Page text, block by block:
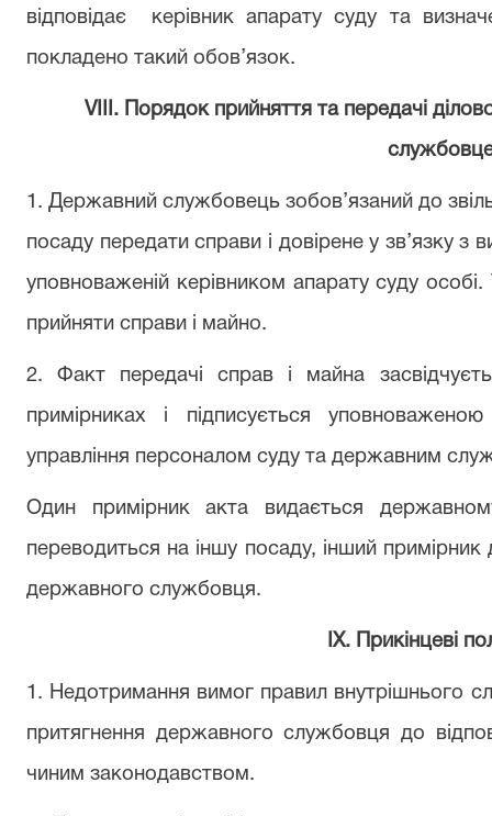
відповідає керівник апарату суду та
покладено такий обов’язок.
VIІI. Порядок прийняття та передачі
1. Державний службовець зобов’язаний до
посаду передати справи і довірене у зв’язку з
уповноваженій керівником апарату суду
прийняти справи і майно.
2. Факт передачі справ і майна
примірниках і підписується
управління персоналом суду та державним
Один примірник акта видається
переводиться на іншу посаду, інший примірник
державного службовця.
ІХ. Прикінцеві
1. Недотримання вимог правил внутрішнього
притягнення державного службовця до
чиним законодавством.